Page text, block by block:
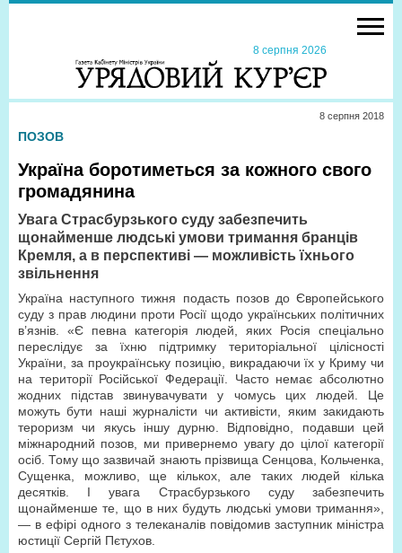
8 серпня 2026
8 серпня 2018
ПОЗОВ
Україна боротиметься за кожного свого
громадянина
Увага Страсбурзького суду забезпечить
щонайменше людські умови тримання бранців
Кремля, а в перспективі — можливість їхнього
звільнення
Україна наступного тижня подасть позов до Європейського
суду з прав людини проти Росії щодо українських політичних
в’язнів. «Є певна категорія людей, яких Росія спеціально
переслідує за їхню підтримку територіальної цілісності
України, за проукраїнську позицію, викрадаючи їх у Криму чи
на території Російської Федерації. Часто немає абсолютно
жодних підстав звинувачувати у чомусь цих людей. Це
можуть бути наші журналісти чи активісти, яким закидають
тероризм чи якусь іншу дурню. Відповідно, подавши цей
міжнародний позов, ми привернемо увагу до цілої категорії
осіб. Тому що зазвичай знають прізвища Сенцова, Кольченка,
Сущенка, можливо, ще кількох, але таких людей кілька
десятків. І увага Страсбурзького суду забезпечить
щонайменше те, що в них будуть людські умови тримання»,
— в ефірі одного з телеканалів повідомив заступник міністра
юстиції Сергій Пєтухов.